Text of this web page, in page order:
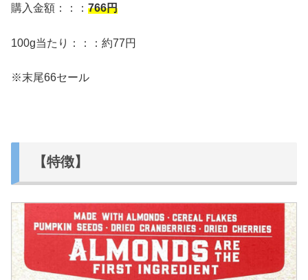
購入金額：：： 766円
100g当たり：：：約77円
※末尾66セール
【特徴】